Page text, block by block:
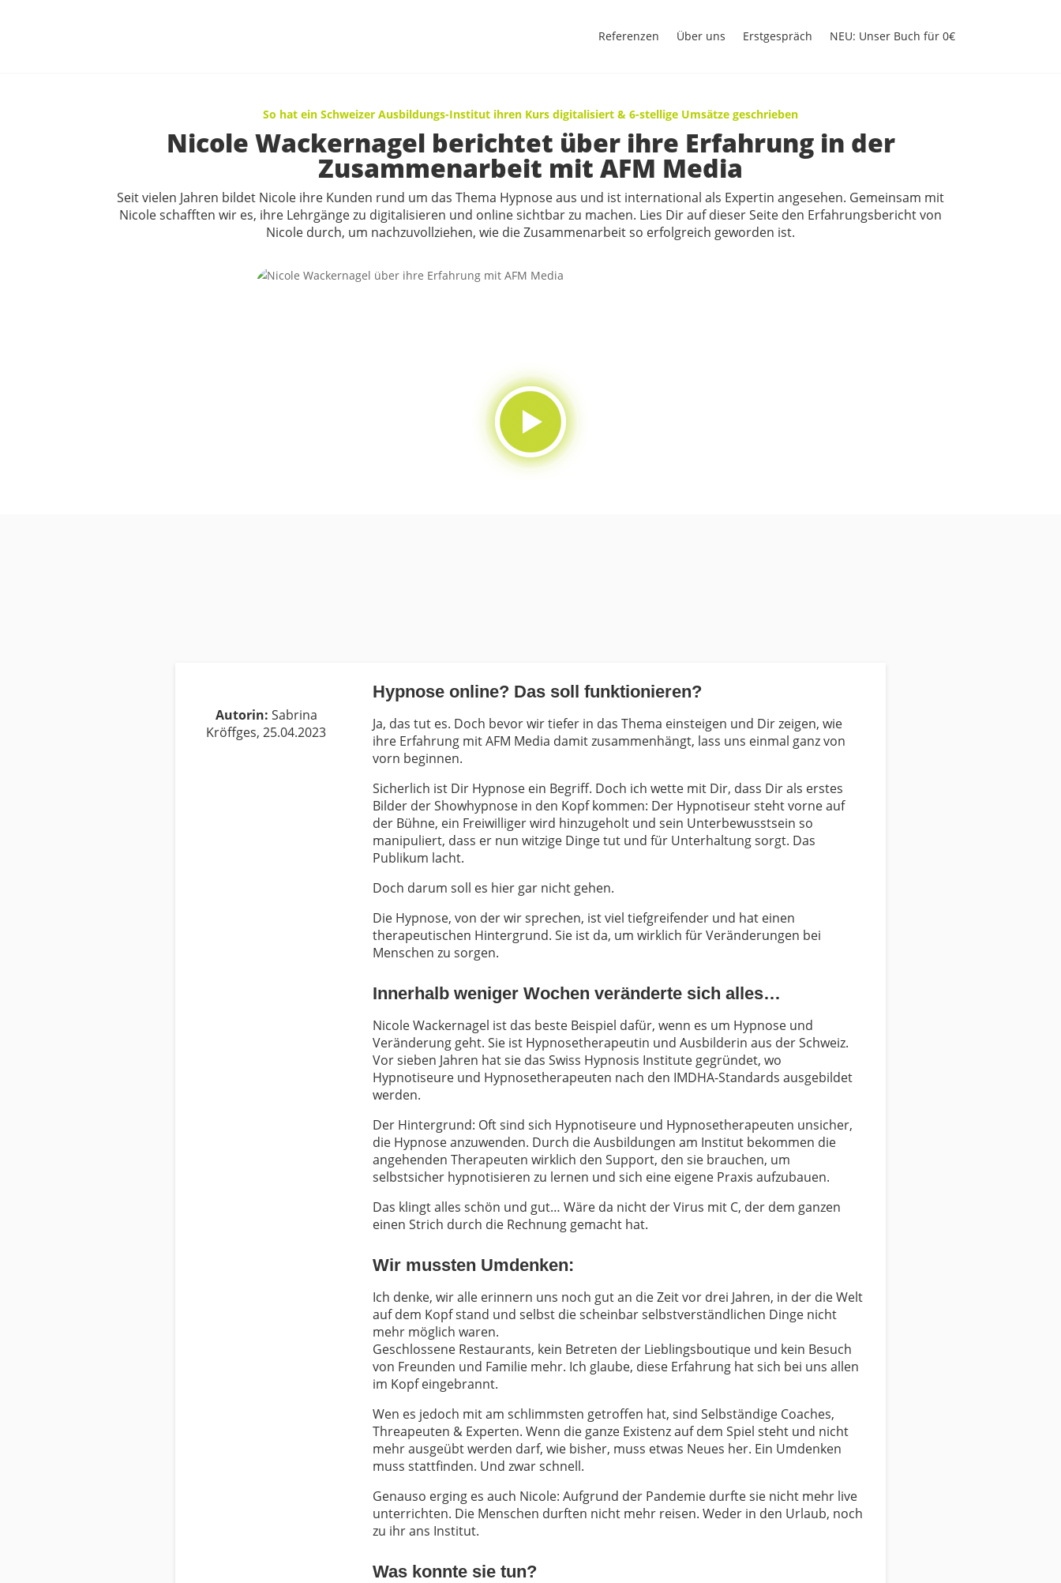
Referenzen Über uns Erstgespräch NEU: Unser Buch für 0€
So hat ein Schweizer Ausbildungs-Institut ihren Kurs digitalisiert & 6-stellige Umsätze geschrieben
Nicole Wackernagel berichtet über ihre Erfahrung in der
Zusammenarbeit mit AFM Media
Seit vielen Jahren bildet Nicole ihre Kunden rund um das Thema Hypnose aus und ist international als Expertin angesehen. Gemeinsam mit
Nicole schafften wir es, ihre Lehrgänge zu digitalisieren und online sichtbar zu machen. Lies Dir auf dieser Seite den Erfahrungsbericht von
Nicole durch, um nachzuvollziehen, wie die Zusammenarbeit so erfolgreich geworden ist.
Autorin: Sabrina
Kröffges, 25.04.2023
Hypnose online? Das soll funktionieren?
Ja, das tut es. Doch bevor wir tiefer in das Thema einsteigen und Dir zeigen, wie
ihre Erfahrung mit AFM Media damit zusammenhängt, lass uns einmal ganz von
vorn beginnen.
Sicherlich ist Dir Hypnose ein Begriff. Doch ich wette mit Dir, dass Dir als erstes
Bilder der Showhypnose in den Kopf kommen: Der Hypnotiseur steht vorne auf
der Bühne, ein Freiwilliger wird hinzugeholt und sein Unterbewusstsein so
manipuliert, dass er nun witzige Dinge tut und für Unterhaltung sorgt. Das
Publikum lacht.
Doch darum soll es hier gar nicht gehen.
Die Hypnose, von der wir sprechen, ist viel tiefgreifender und hat einen
therapeutischen Hintergrund. Sie ist da, um wirklich für Veränderungen bei
Menschen zu sorgen.
Innerhalb weniger Wochen veränderte sich alles…
Nicole Wackernagel ist das beste Beispiel dafür, wenn es um Hypnose und
Veränderung geht. Sie ist Hypnosetherapeutin und Ausbilderin aus der Schweiz.
Vor sieben Jahren hat sie das Swiss Hypnosis Institute gegründet, wo
Hypnotiseure und Hypnosetherapeuten nach den IMDHA-Standards ausgebildet
werden.
Der Hintergrund: Oft sind sich Hypnotiseure und Hypnosetherapeuten unsicher,
die Hypnose anzuwenden. Durch die Ausbildungen am Institut bekommen die
angehenden Therapeuten wirklich den Support, den sie brauchen, um
selbstsicher hypnotisieren zu lernen und sich eine eigene Praxis aufzubauen.
Das klingt alles schön und gut… Wäre da nicht der Virus mit C, der dem ganzen
einen Strich durch die Rechnung gemacht hat.
Wir mussten Umdenken:
Ich denke, wir alle erinnern uns noch gut an die Zeit vor drei Jahren, in der die Welt
auf dem Kopf stand und selbst die scheinbar selbstverständlichen Dinge nicht
mehr möglich waren.
Geschlossene Restaurants, kein Betreten der Lieblingsboutique und kein Besuch
von Freunden und Familie mehr. Ich glaube, diese Erfahrung hat sich bei uns allen
im Kopf eingebrannt.
Wen es jedoch mit am schlimmsten getroffen hat, sind Selbständige Coaches,
Threapeuten & Experten. Wenn die ganze Existenz auf dem Spiel steht und nicht
mehr ausgeübt werden darf, wie bisher, muss etwas Neues her. Ein Umdenken
muss stattfinden. Und zwar schnell.
Genauso erging es auch Nicole: Aufgrund der Pandemie durfte sie nicht mehr live
unterrichten. Die Menschen durften nicht mehr reisen. Weder in den Urlaub, noch
zu ihr ans Institut.
Was konnte sie tun?